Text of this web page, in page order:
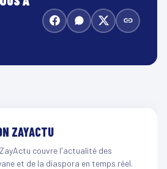
ZAYACTU
couvre l'actualité des
et de la diaspora en temps réel.